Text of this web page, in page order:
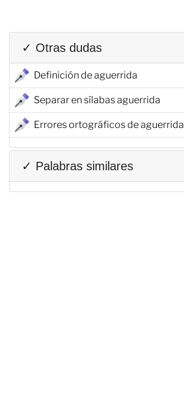
✓ Otras dudas
Definición de aguerrida
Separar en sílabas aguerrida
Errores ortográficos de aguerrida
✓ Palabras similares